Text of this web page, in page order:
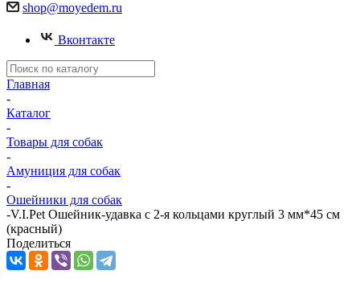
shop@moyedem.ru
Вконтакте
Главная
-
Каталог
-
Товары для собак
-
Амуниция для собак
-
Ошейники для собак
-V.I.Pet Ошейник-удавка с 2-я кольцами круглый 3 мм*45 см
(красный)
Поделиться